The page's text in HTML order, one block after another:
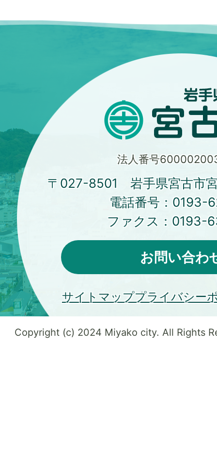
法人番号
〒027-8501 岩手県宮古市
電話番号： 0193-
ファクス： 0193-
お問い合わ
サイトマッププライバシー
Copyright (c) 2024 Miyako city. All Rights